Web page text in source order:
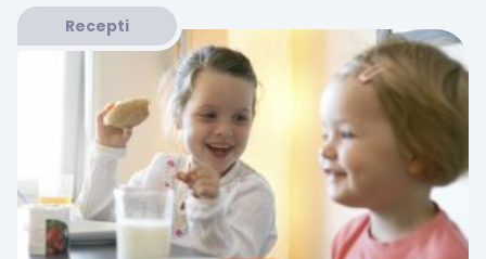
Recepti